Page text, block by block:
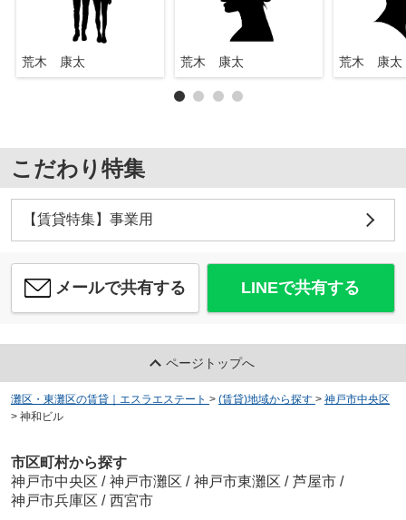
荒木 康太 荒木 康太 荒木 康太
こだわり特集
【賃貸特集】事業用
メールで共有する LINEで共有する
ページトップへ
灘区・東灘区の賃貸｜エスラエステート > (賃貸)地域から探す > 神戸市中央区
> 神和ビル
市区町村から探す
神戸市中央区 / 神戸市灘区 / 神戸市東灘区 / 芦屋市 /
神戸市兵庫区 / 西宮市